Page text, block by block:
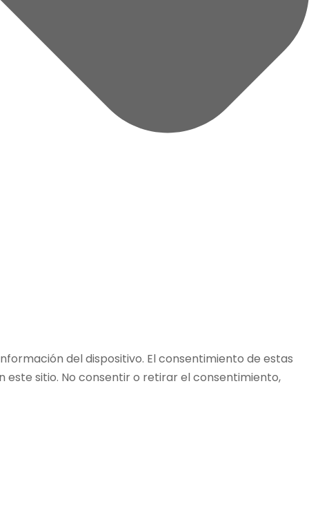
del dispositivo. El consentimiento de estas
sitio. No consentir o retirar el consentimiento,